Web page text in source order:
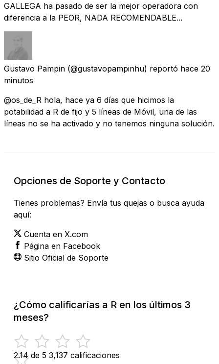
GALLEGA ha pasado de ser la mejor operadora con
diferencia a la PEOR, NADA RECOMENDABLE...
Gustavo Pampin (@gustavopampinhu) reportó hace 20
minutos
@os_de_R hola, hace ya 6 días que hicimos la
potabilidad a R de fijo y 5 líneas de Móvil, una de las
líneas no se ha activado y no tenemos ninguna solución.
Opciones de Soporte y Contacto
Tienes problemas? Envía tus quejas o busca ayuda
aquí:
Cuenta en X.com
Página en Facebook
Sitio Oficial de Soporte
¿Cómo calificarías a R en los últimos 3
meses?
2.14 de 5 3,137 calificaciones